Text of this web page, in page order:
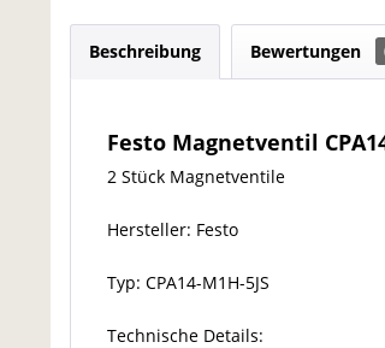
Beschreibung Bewertungen
Festo Magnetventil
2 Stück Magnetventile
Hersteller: Festo
Typ: CPA14-M1H-5JS
Technische Details: